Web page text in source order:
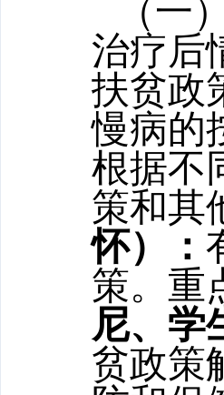
（一
治疗后
扶贫政
慢病的
根据不
策和其
怀）：
策。重
尼、学
贫政策